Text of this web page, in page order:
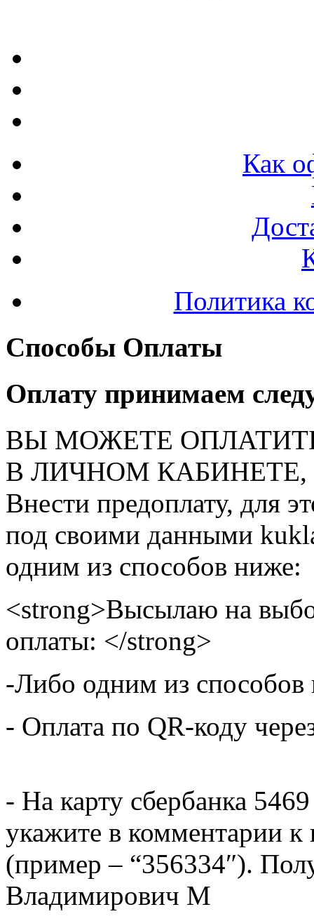
Как
Политика
Способы Оплаты
Оплату принимаем
ВЫ МОЖЕТЕ
В ЛИЧНОМ КАБИНЕТЕ,
Внести предоплату, для
под своими данными
одним из способов ниже:
<strong>Высылаю на
оплаты: </strong>
-Либо одним из
- Оплата по QR-коду
- На карту сбербанка
укажите в комментарии к
(пример – “356334″).
Владимирович М